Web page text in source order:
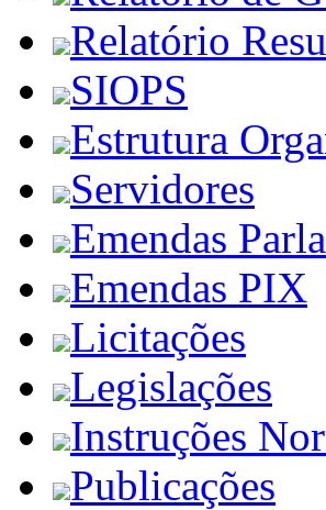
Relatório
SIOPS
Estrutura
Servidores
Emendas
Emendas PIX
Licitações
Legislações
Instruções
Publicações